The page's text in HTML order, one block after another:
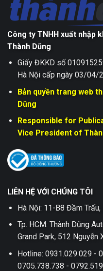
Công ty TNHH xuất nhập
Thành Dũng
Giấy ĐKKD số
Hà Nội cấp ngày 03/04/
Bản quyền trang web
Dũng
Responsible for
Vice President of
LIÊN HỆ VỚI CHÚNG TÔI
Hà Nội: 11-B8 Đầm Trấu,
Tp. HCM: Thành Dũng
Grand Park, 512 Nguyễn
Hotline: 0931.029.029 -
0705.738.738 -